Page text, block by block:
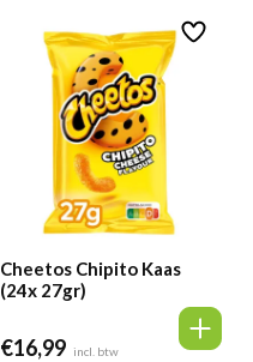
Cheetos Chipito Kaas
(24x 27gr)
€16,99 incl. btw